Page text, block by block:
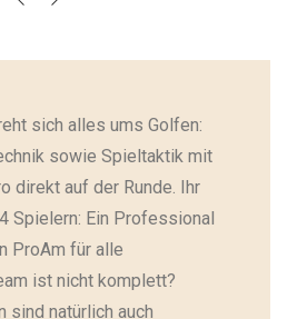
sich alles ums Golfen:
sowie Spieltaktik mit
direkt auf der Runde. Ihr
Spielern: Ein Professional
ProAm für alle
ist nicht komplett?
sind natürlich auch